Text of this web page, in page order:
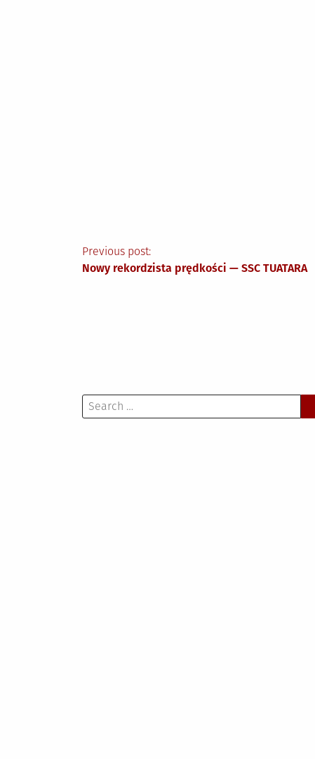
Nawigacja
Previous post:
Nowy rekordzista prędkości — SSC TUATARA
Search
for: